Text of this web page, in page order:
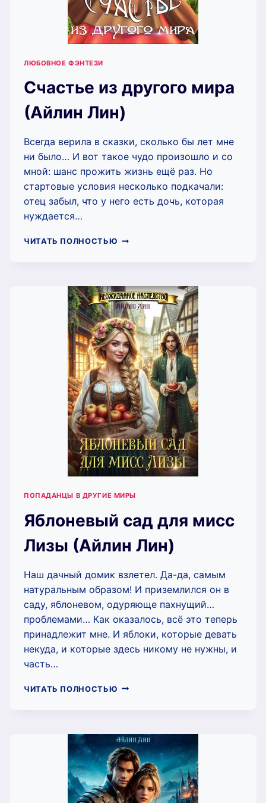
ЛЮБОВНОЕ ФЭНТЕЗИ
Счастье из другого мира
(Айлин Лин)
Всегда верила в сказки, сколько бы лет мне
ни было… И вот такое чудо произошло и со
мной: шанс прожить жизнь ещё раз. Но
стартовые условия несколько подкачали:
отец забыл, что у него есть дочь, которая
нуждается…
ЧИТАТЬ ПОЛНОСТЬЮ СЧАСТЬЕ
(АЙЛИН
ЛИН)
ПОПАДАНЦЫ В ДРУГИЕ МИРЫ
Яблоневый сад для мисс
Лизы (Айлин Лин)
Наш дачный домик взлетел. Да-да, самым
натуральным образом! И приземлился он в
саду, яблоневом, одуряюще пахнущий…
проблемами… Как оказалось, всё это теперь
принадлежит мне. И яблоки, которые девать
некуда, и которые здесь никому не нужны, и
часть…
ЧИТАТЬ ПОЛНОСТЬЮ ЯБЛОНЕВЫЙ
ЛИЗЫ
(АЙЛИН
ЛИН)